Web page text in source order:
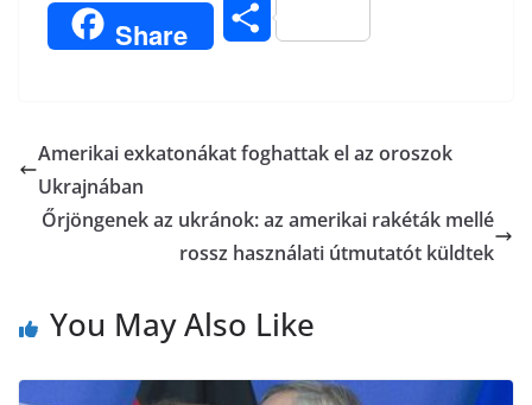
c
b
o
o
i
t
b
r
a
l
Share
O
z
m
Amerikai exkatonákat foghattak el az oroszok
Ukrajnában
Őrjöngenek az ukránok: az amerikai rakéták mellé
rossz használati útmutatót küldtek
You May Also Like